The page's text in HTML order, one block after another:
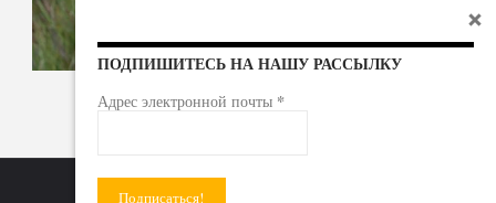
ПОДПИШИТЕСЬ НА НАШУ РАССЫЛКУ
Адрес электронной почты *